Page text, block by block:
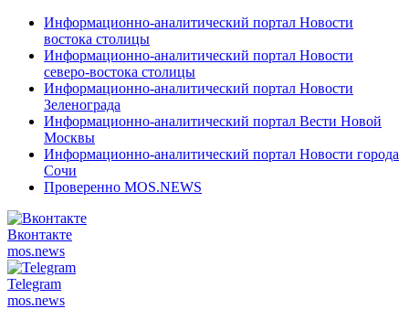
Информационно-аналитический портал Новости
востока столицы
Информационно-аналитический портал Новости
северо-востока столицы
Информационно-аналитический портал Новости
Зеленограда
Информационно-аналитический портал Вести Новой
Москвы
Информационно-аналитический портал Новости города
Сочи
Проверенно MOS.NEWS
Вконтакте
mos.news
Telegram
mos.news